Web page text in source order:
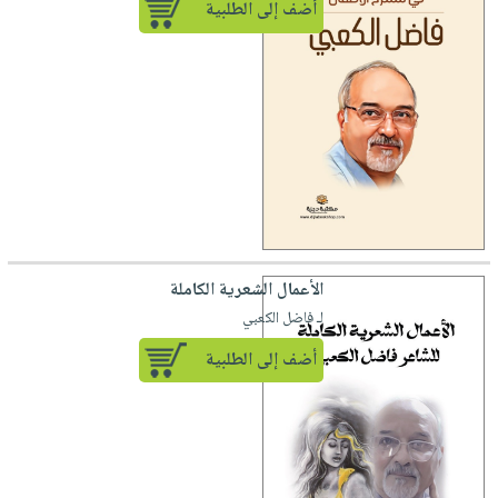
أضف إلى الطلبية
الأعمال الشعرية الكاملة
لـ فاضل الكعبي
أضف إلى الطلبية